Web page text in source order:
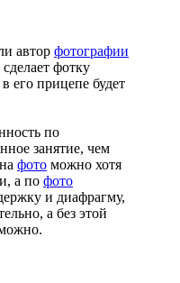
автор фотографии
фотку
его прицепе будет
по
занятие, чем
фото можно хотя
а по фото
и диафрагму,
а без этой